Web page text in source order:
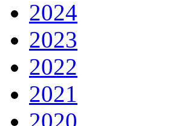
2024
2023
2022
2021